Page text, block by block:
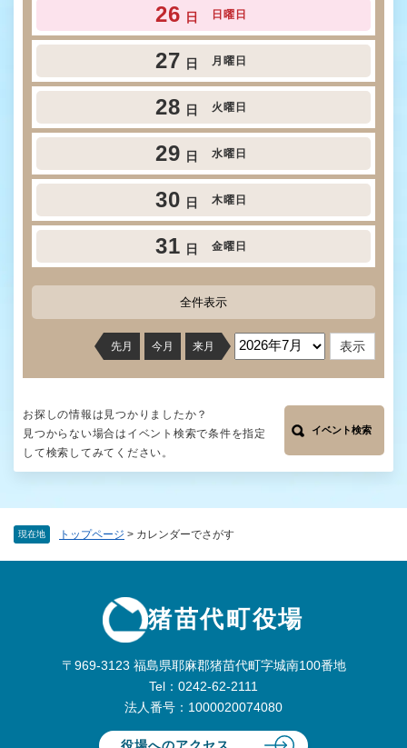
現在地 トップページ > カレンダーでさがす
26 日 日曜日
27 日 月曜日
28 日 火曜日
29 日 水曜日
30 日 木曜日
31 日 金曜日
全件表示
先月 今月 来月
お探しの情報は見つかりましたか？
見つからない場合はイベント検索で条件を指定
して検索してみてください。
イベント検索
猪苗代町役場
〒969-3123 福島県耶麻郡猪苗代町字城南100番地
Tel：0242-62-2111
法人番号：1000020074080
役場へのアクセス